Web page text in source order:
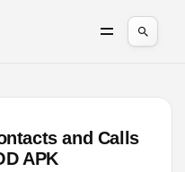
and Calls
APK